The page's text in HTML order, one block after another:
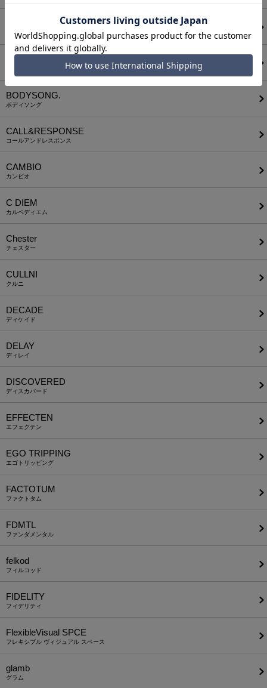
ATTACHMENT
アタッチメント
AUI NITE
BODYSONG.
ボディソング
CALL&RESPONSE
コールアンドレスポンス
CAMBIO
カンビオ
C DIEM
カルペディエム
Chester
チェスター
CULLNI
クルニ
DECADE
ディケイド
DELAY
ディレイ
DISCOVERED
ディスカバード
EFFECTEN
エフェクテン
EGO TRIPPING
エゴトリッピング
FACTOTUM
ファクトタム
FDMTL
ファンダメンタル
felkod
フィルコッド
FIDELITY
フィデリティ
FlexibleVisual SPCE
フレキシブル ヴィジュアル スペース
glamb
グラム